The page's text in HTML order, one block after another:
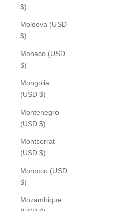
$)
Moldova (USD
$)
Monaco (USD
$)
Mongolia
(USD $)
Montenegro
(USD $)
Montserrat
(USD $)
Morocco (USD
$)
Mozambique